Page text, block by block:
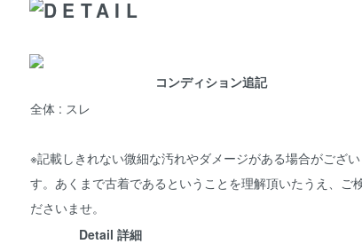
コンディション追記
全体 : スレ
※記載しきれない微細な汚れやダメージがある場合がござい
す。あくまで古着であるということを理解頂いたうえ、ご
ださいませ。
Detail 詳細